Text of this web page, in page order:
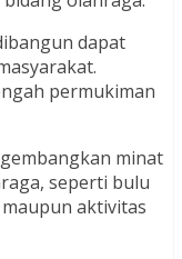
dapat
permukiman
minat
seperti bulu
aktivitas